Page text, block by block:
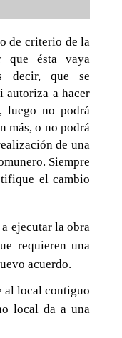
de criterio de la
que ésta vaya
decir, que se
autoriza a hacer
luego no podrá
más, o no podrá
de una
Siempre
el cambio
ejecutar la obra
requieren una
acuerdo.
al local contiguo
local da a una